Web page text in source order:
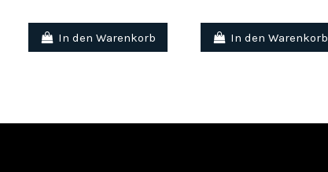
In den Warenkorb In den Warenkorb